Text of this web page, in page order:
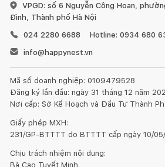
VPGD: số 6 Nguyễn Công Hoan,
Đình, Thành phố Hà Nội
024 2280 6688
Hotline: 0934 680
info@happynest.vn
Mã số doanh nghiệp: 0109479528
Đăng ký lần đầu: ngày 31 tháng 12 năm
Nơi cấp: Sở Kế Hoạch và Đầu Tư Thành
Giấy phép MXH:
231/GP-BTTTT do BTTTT cấp ngày 10/
Chịu trách nhiệm nội dung:
Bà Cao Tuyết Minh